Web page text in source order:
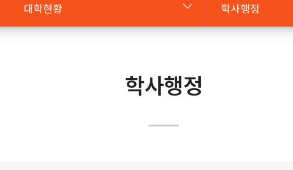
대학현황 학사행정
학사행정